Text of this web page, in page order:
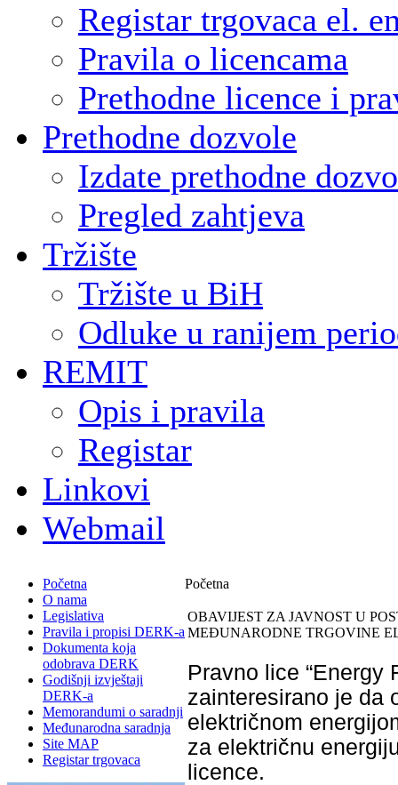
Registar trgovaca el.
Pravila o licencama
Prethodne licence i
Prethodne dozvole
Izdate prethodne
Pregled zahtjeva
Tržište
Tržište u BiH
Odluke u ranijem
REMIT
Opis i pravila
Registar
Linkovi
Webmail
Početna
O nama
Legislativa
Pravila i propisi DERK-a
Dokumenta koja
odobrava DERK
Godišnji izvještaji
DERK-a
Memorandumi o saradnji
Međunarodna saradnja
Site MAP
Registar trgovaca
Početna
OBAVIJEST ZA JAVNOST U
MEĐUNARODNE TRGOVINE
Pravno lice “Energy
zainteresirano je da
električnom
za električnu
licence.